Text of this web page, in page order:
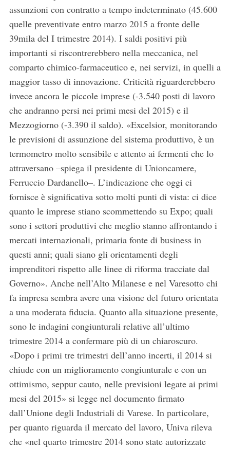
assunzioni con contratto a tempo indeterminato (45.600
quelle preventivate entro marzo 2015 a fronte delle
39mila del I trimestre 2014). I saldi positivi più
importanti si riscontrerebbero nella meccanica, nel
comparto chimico-farmaceutico e, nei servizi, in quelli a
maggior tasso di innovazione. Criticità riguarderebbero
invece ancora le piccole imprese (-3.540 posti di lavoro
che andranno persi nei primi mesi del 2015) e il
Mezzogiorno (-3.390 il saldo). «Excelsior, monitorando
le previsioni di assunzione del sistema produttivo, è un
termometro molto sensibile e attento ai fermenti che lo
attraversano –spiega il presidente di Unioncamere,
Ferruccio Dardanello–. L’indicazione che oggi ci
fornisce è significativa sotto molti punti di vista: ci dice
quanto le imprese stiano scommettendo su Expo; quali
sono i settori produttivi che meglio stanno affrontando i
mercati internazionali, primaria fonte di business in
questi anni; quali siano gli orientamenti degli
imprenditori rispetto alle linee di riforma tracciate dal
Governo». Anche nell’Alto Milanese e nel Varesotto chi
fa impresa sembra avere una visione del futuro orientata
a una moderata fiducia. Quanto alla situazione presente,
sono le indagini congiunturali relative all’ultimo
trimestre 2014 a confermare più di un chiaroscuro.
«Dopo i primi tre trimestri dell’anno incerti, il 2014 si
chiude con un miglioramento congiunturale e con un
ottimismo, seppur cauto, nelle previsioni legate ai primi
mesi del 2015» si legge nel documento firmato
dall’Unione degli Industriali di Varese. In particolare,
per quanto riguarda il mercato del lavoro, Univa rileva
che «nel quarto trimestre 2014 sono state autorizzate
S
e
r
c
h
r
: